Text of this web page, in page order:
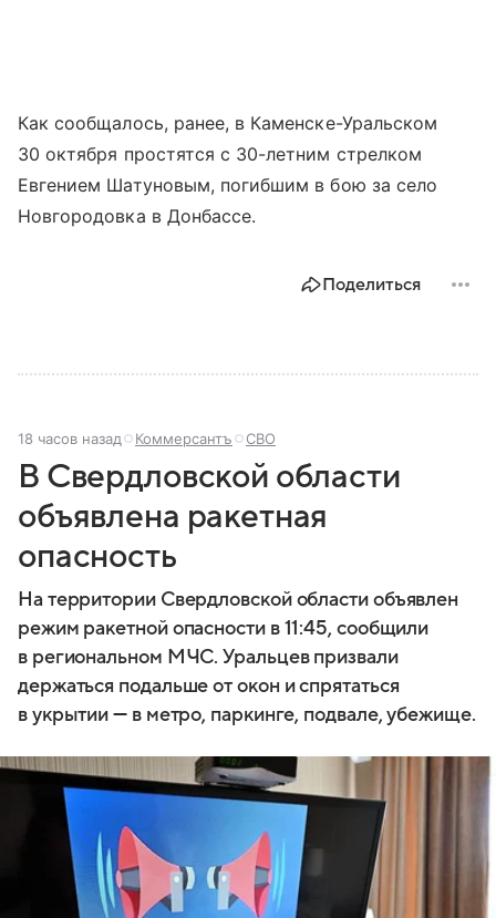
Как сообщалось, ранее, в Каменске-Уральском
30 октября простятся с 30-летним стрелком
Евгением Шатуновым, погибшим в бою за село
Новгородовка в Донбассе.
Поделиться
18 часов назад Коммерсантъ СВО
В Свердловской области
объявлена ракетная
опасность
На территории Свердловской области объявлен
режим ракетной опасности в 11:45, сообщили
в региональном МЧС. Уральцев призвали
держаться подальше от окон и спрятаться
в укрытии — в метро, паркинге, подвале, убежище.